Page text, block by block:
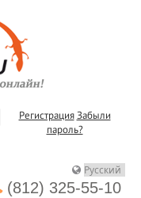
Регистрация Забыли
пароль?
(812) 325-55-10